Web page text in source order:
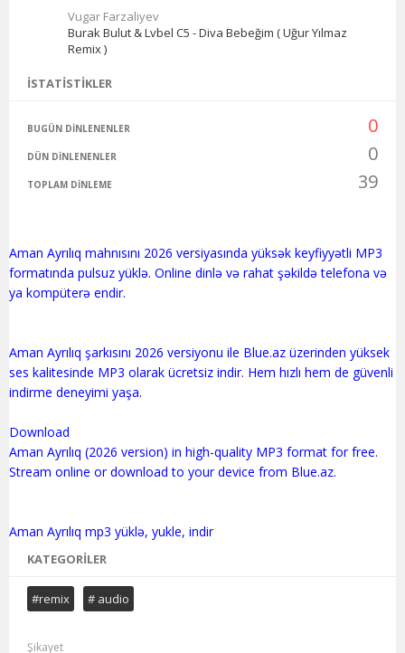
Vugar Farzaliyev
Burak Bulut & Lvbel C5 - Diva Bebeğim ( Uğur Yılmaz
Remix )
İSTATISTIKLER
BUGÜN DINLENENLER 0
DÜN DINLENENLER 0
TOPLAM DINLEME 39
Aman Ayrılıq mahnısını 2026 versiyasında yüksək keyfiyyətli MP3
formatında pulsuz yüklə. Online dinlə və rahat şəkildə telefona və
ya kompüterə endir.
Aman Ayrılıq şarkısını 2026 versiyonu ile Blue.az üzerinden yüksek
ses kalitesinde MP3 olarak ücretsiz indir. Hem hızlı hem de güvenli
indirme deneyimi yaşa.
Download
Aman Ayrılıq (2026 version) in high-quality MP3 format for free.
Stream online or download to your device from Blue.az.
KATEGORILER
#remix # audio
Şikayet